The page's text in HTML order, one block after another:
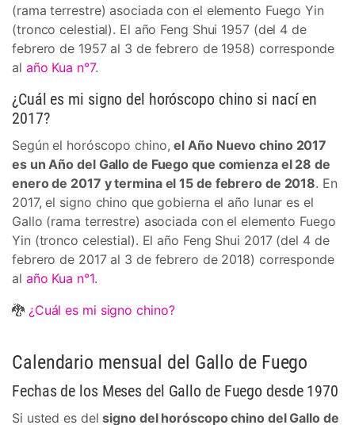
(rama terrestre) asociada con el elemento Fuego Yin
(tronco celestial). El año Feng Shui 1957 (del 4 de
febrero de 1957 al 3 de febrero de 1958) corresponde
al año Kua n°7.
¿Cuál es mi signo del horóscopo chino si nací en
2017?
Según el horóscopo chino,el Año Nuevo chino 2017
es un Año del Gallo de Fuego que comienza el 28 de
enero de 2017 y termina el 15 de febrero de 2018. En
2017, el signo chino que gobierna el año lunar es el
Gallo (rama terrestre) asociada con el elemento Fuego
Yin (tronco celestial). El año Feng Shui 2017 (del 4 de
febrero de 2017 al 3 de febrero de 2018) corresponde
al año Kua n°1.
🐉 ¿Cuál es mi signo chino?
Calendario mensual del Gallo de Fuego
Fechas de los Meses del Gallo de Fuego desde 1970
Si usted es delsigno del horóscopo chino del Gallo de